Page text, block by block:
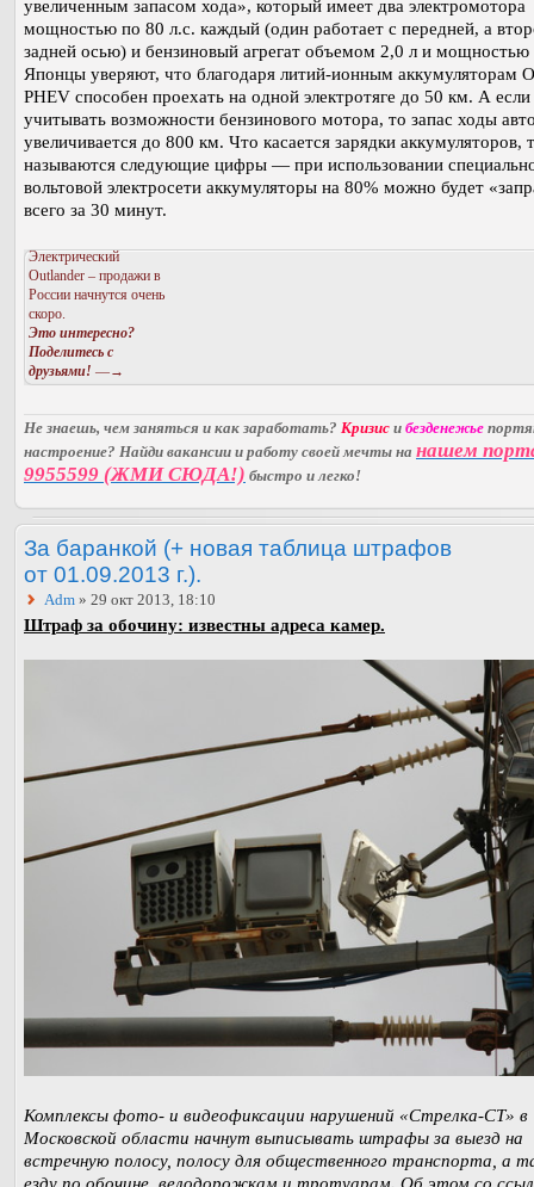
увеличенным запасом хода», который имеет два электромотора
мощностью по 80 л.с. каждый (один работает с передней, а
задней осью) и бензиновый агрегат объемом 2,0 л и мощностью
Японцы уверяют, что благодаря литий-ионным аккумуляторам
PHEV способен проехать на одной электротяге до 50 км. А если
учитывать возможности бензинового мотора, то запас ходы
увеличивается до 800 км. Что касается зарядки аккумуляторов,
называются следующие цифры — при использовании
вольтовой электросети аккумуляторы на 80% можно будет
всего за 30 минут.
Электрический
Outlander – продажи в
России начнутся очень
скоро.
Это интересно?
Поделитесь с
друзьями! —→
Не знаешь, чем заняться и как заработать? Кризис и безденежье
настроение? Найди вакансии и работу своей мечты на нашем
9955599 (ЖМИ СЮДА!) быстро и легко!
За баранкой (+ новая таблица штрафов
от 01.09.2013 г.).
Adm » 29 окт 2013, 18:10
Штраф за обочину: известны адреса камер.
Комплексы фото- и видеофиксации нарушений «Стрелка-СТ» в
Московской области начнут выписывать штрафы за выезд на
встречную полосу, полосу для общественного транспорта, а
езду по обочине, велодорожкам и тротуарам. Об этом со